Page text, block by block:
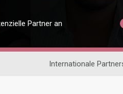
Partner an
Internationale